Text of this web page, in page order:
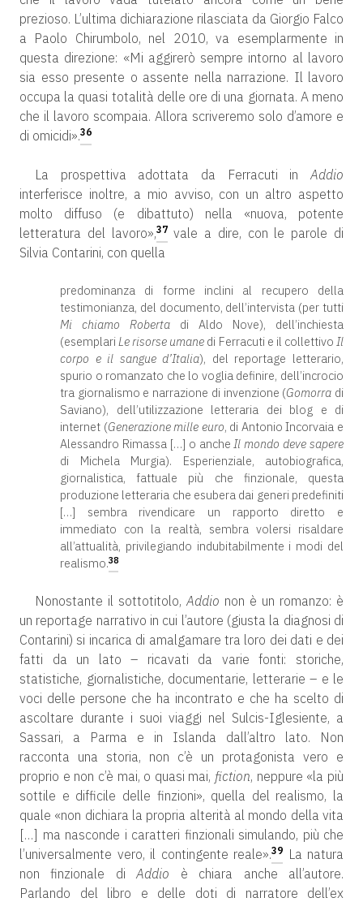
prezioso. L’ultima dichiarazione rilasciata da Giorgio Falco
a Paolo Chirumbolo, nel 2010, va esemplarmente in
questa direzione: «Mi aggirerò sempre intorno al lavoro
sia esso presente o assente nella narrazione. Il lavoro
occupa la quasi totalità delle ore di una giornata. A meno
che il lavoro scompaia. Allora scriveremo solo d’amore e
di omicidi».36
La prospettiva adottata da Ferracuti in Addio
interferisce inoltre, a mio avviso, con un altro aspetto
molto diffuso (e dibattuto) nella «nuova, potente
letteratura del lavoro»,37vale a dire, con le parole di
Silvia Contarini, con quella
predominanza di forme inclini al recupero della
testimonianza, del documento, dell’intervista (per tutti
Mi chiamo Roberta di Aldo Nove), dell’inchiesta
(esemplariLe risorse umane di Ferracuti e il collettivoIl
corpo e il sangue d’Italia), del reportage letterario,
spurio o romanzato che lo voglia definire, dell’incrocio
tra giornalismo e narrazione di invenzione (Gomorra di
Saviano), dell’utilizzazione letteraria dei blog e di
internet (Generazione mille euro, di Antonio Incorvaia e
Alessandro Rimassa […] o ancheIl mondo deve sapere
di Michela Murgia). Esperienziale, autobiografica,
giornalistica, fattuale più che finzionale, questa
produzione letteraria che esubera dai generi predefiniti
[…] sembra rivendicare un rapporto diretto e
immediato con la realtà, sembra volersi risaldare
all’attualità, privilegiando indubitabilmente i modi del
realismo.38
Nonostante il sottotitolo, Addio non è un romanzo: è
un reportage narrativo in cui l’autore (giusta la diagnosi di
Contarini) si incarica di amalgamare tra loro dei dati e dei
fatti da un lato – ricavati da varie fonti: storiche,
statistiche, giornalistiche, documentarie, letterarie – e le
voci delle persone che ha incontrato e che ha scelto di
ascoltare durante i suoi viaggi nel Sulcis-Iglesiente, a
Sassari, a Parma e in Islanda dall’altro lato. Non
racconta una storia, non c’è un protagonista vero e
proprio e non c’è mai, o quasi mai, fiction, neppure «la più
sottile e difficile delle finzioni», quella del realismo, la
quale «non dichiara la propria alterità al mondo della vita
[…] ma nasconde i caratteri finzionali simulando, più che
l’universalmente vero, il contingente reale».39 La natura
non finzionale diAddio è chiara anche all’autore.
Parlando del libro e delle doti di narratore dell’ex